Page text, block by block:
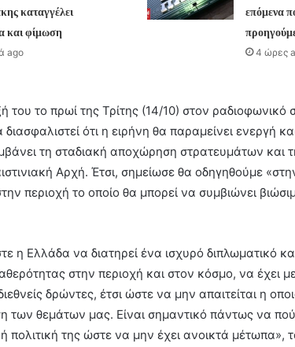
καταγγέλει
και φίμωση
ago
επόμενα
4 ώρες
του το πρωί της Τρίτης (14/10) στον ραδιοφωνικό
ότι η ειρήνη θα παραμείνει ενεργή
τη σταδιακή αποχώρηση στρατευμάτων και
Αρχή. Έτσι, σημείωσε θα οδηγηθούμε
περιοχή το οποίο θα μπορεί να συμβιώνει
η Ελλάδα να διατηρεί ένα ισχυρό διπλωματικό
στην περιοχή και στον κόσμο, να έχει
δρώντες, έτσι ώστε να μην απαιτείται η
των θεμάτων μας. Είναι σημαντικό πάντως να
πολιτική της ώστε να μην έχει ανοικτά μέτωπα»,